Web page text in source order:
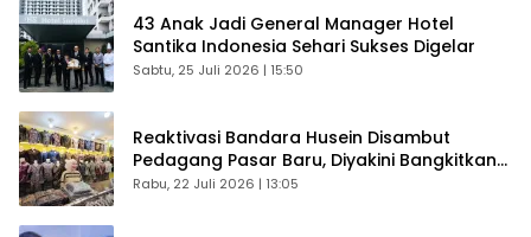
43 Anak Jadi General Manager Hotel
Santika Indonesia Sehari Sukses Digelar
Sabtu, 25 Juli 2026 | 15:50
Reaktivasi Bandara Husein Disambut
Pedagang Pasar Baru, Diyakini Bangkitkan
Kembali Ekonomi Bandung
Rabu, 22 Juli 2026 | 13:05